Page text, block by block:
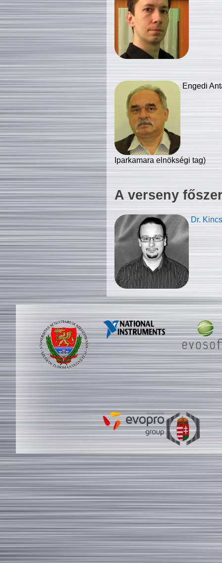
Engedi
Iparkamara elnökségi tag)
A verseny
Dr.